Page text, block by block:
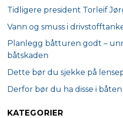
Tidligere president Torleif
Vann og smuss i
Planlegg båtturen godt –
båtskaden
Dette bør du sjekke på
Derfor bør du ha disse i båten
KATEGORIER